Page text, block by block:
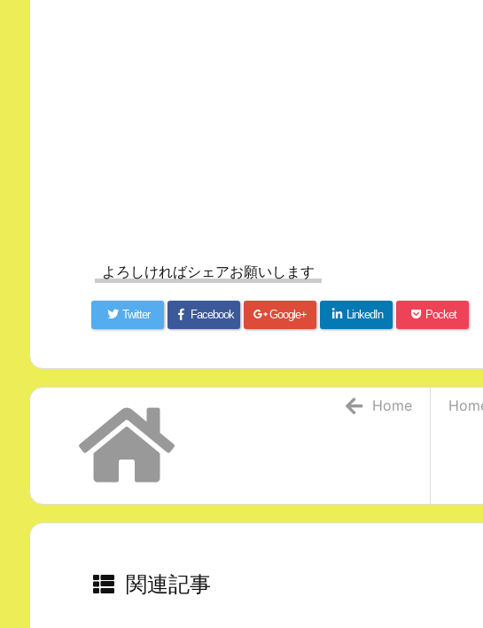
よろしければシェアお願いします
Twitter Facebook Google+ LinkedIn Pocket
Home
関連記事